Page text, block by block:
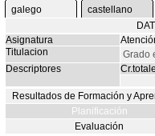
galego
castellano
Asignatura
Titulacion
Grado
Descriptores
Resultados de Formación y
Planificación
Evaluación